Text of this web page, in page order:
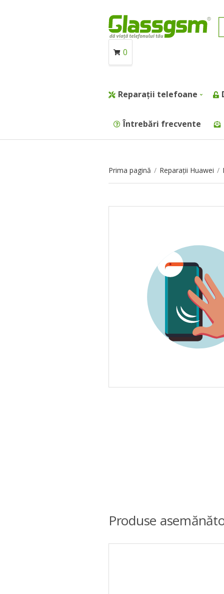
0
Reparații telefoane
Întrebări frecvente
Prima pagină / Reparații Huawei /
Produse